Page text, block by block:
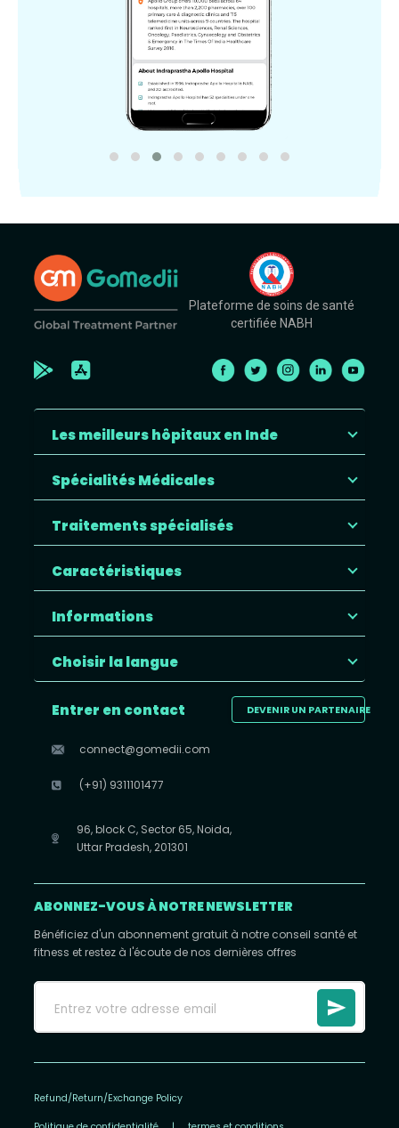
Plateforme de soins de santé
certifiée NABH
Les meilleurs hôpitaux en Inde
Spécialités Médicales
Traitements spécialisés
Caractéristiques
Informations
Choisir la langue
DEVENIR UN PARTENAIRE
Entrer en contact
connect@gomedii.com
(+91) 9311101477
96, block C, Sector 65, Noida,
Uttar Pradesh, 201301
ABONNEZ-VOUS À NOTRE NEWSLETTER
Bénéficiez d'un abonnement gratuit à notre conseil santé et
fitness et restez à l'écoute de nos dernières offres
Refund/Return/Exchange Policy